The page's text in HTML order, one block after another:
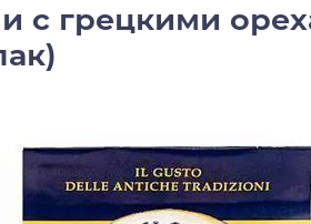
с грецкими